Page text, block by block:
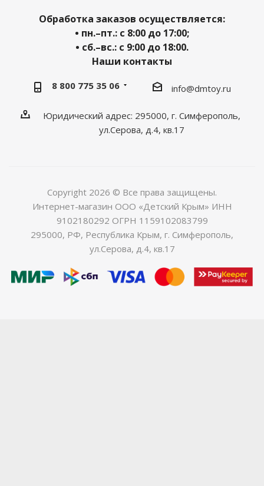
Обработка заказов осуществляется:
• пн.–пт.: с 8:00 до 17:00;
• сб.–вс.: с 9:00 до 18:00.
Наши контакты
8 800 775 35 06 info@dmtoy.ru
Юридический адрес: 295000, г. Симферополь,
ул.Серова, д.4, кв.17
Copyright 2026 © Все права защищены.
Интернет-магазин ООО «Детский Крым» ИНН
9102180292 ОГРН 1159102083799
295000, РФ, Республика Крым, г. Симферополь,
ул.Серова, д.4, кв.17